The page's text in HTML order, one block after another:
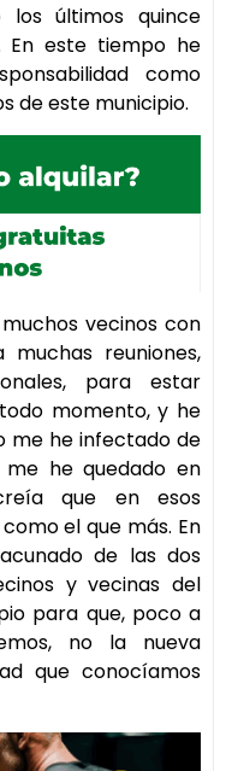
los últimos quince
En este tiempo he
como
de este municipio.
vecinos con
reuniones,
para estar
momento, y he
me he infectado de
he quedado en
que en esos
el que más. En
de las dos
y vecinas del
para que, poco a
no la nueva
que conocíamos